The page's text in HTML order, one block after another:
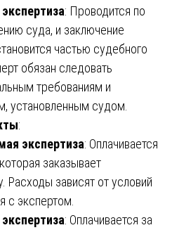
: Проводится по
суда, и заключение
частью судебного
обязан следовать
требованиям и
установленным судом.
:
экспертиза: Оплачивается
заказывает
Расходы зависят от условий
с экспертом.
: Оплачивается за